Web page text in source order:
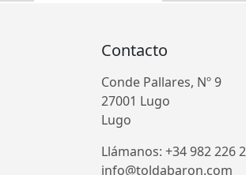
Contacto
Conde Pallares, Nº 9
27001 Lugo
Lugo
Llámanos: +34 982 226
info@toldabaron.com